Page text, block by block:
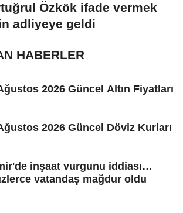
Özkök ifade vermek
adliyeye geldi
HABERLER
2026 Güncel Altın Fiyatları
2026 Güncel Döviz Kurları
inşaat vurgunu iddiası…
vatandaş mağdur oldu